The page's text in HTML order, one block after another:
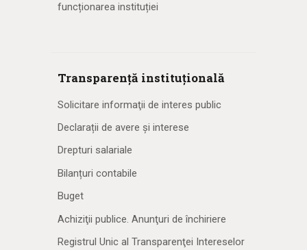
funcționarea instituției
Transparență instituțională
Solicitare informaţii de interes public
Declarații de avere și interese
Drepturi salariale
Bilanțuri contabile
Buget
Achiziţii publice. Anunţuri de închiriere
Registrul Unic al Transparenţei Intereselor